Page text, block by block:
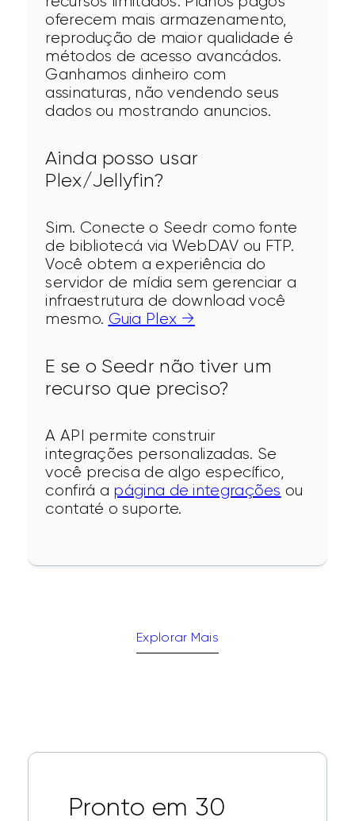
oferecem mais armazenamento,
reprodução de maior qualidade é
métodos de acesso avancádos.
Ganhamos dinheiro com
assinaturas, não vendendo seus
dados ou mostrando anuncios.
Ainda posso usar
Plex/Jellyfin?
Sim. Conecte o Seedr como fonte
de bibliotecá via WebDAV ou FTP.
Você obtem a experiência do
servidor de mídia sem gerenciar a
infraestrutura de download você
mesmo. Guia Plex →
E se o Seedr não tiver um
recurso que preciso?
A API permite construir
integrações personalizadas. Se
você precisa de algo específico,
confirá a página de integrações ou
contaté o suporte.
Explorar Mais
Pronto em 30